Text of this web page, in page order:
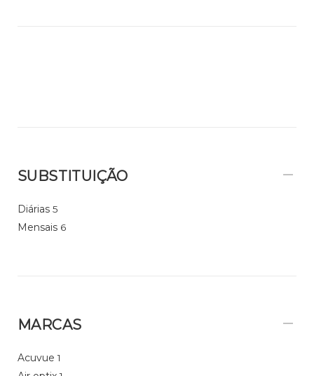
SUBSTITUIÇÃO
Diárias 5
Mensais 6
MARCAS
Acuvue 1